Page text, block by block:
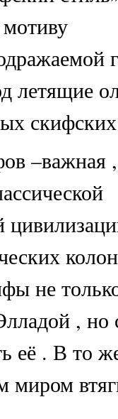
летящие
–важная
не
, но
её . В то
миром